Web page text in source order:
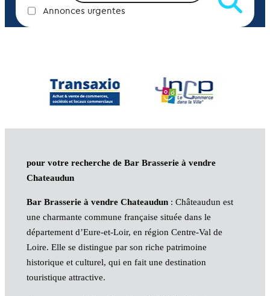
Annonces urgentes
pour votre recherche de Bar Brasserie à vendre
Chateaudun
Bar Brasserie à vendre Chateaudun: Châteaudun est
une charmante commune française située dans le
département d’Eure-et-Loir, en région Centre-Val de
Loire. Elle se distingue par son riche patrimoine
historique et culturel, qui en fait une destination
touristique attractive.